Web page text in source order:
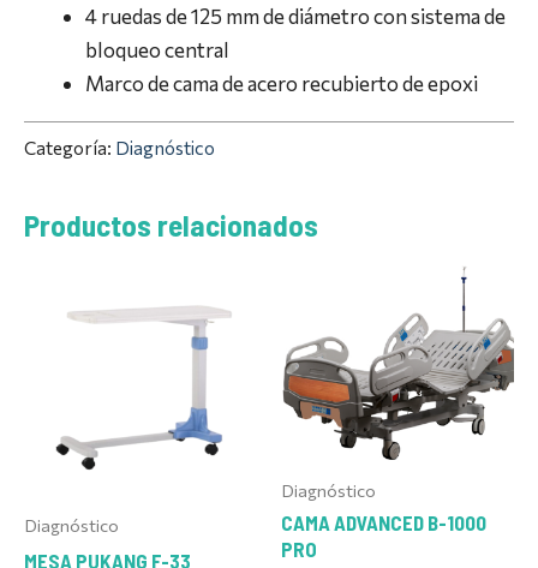
4 ruedas de 125 mm de diámetro con sistema de
bloqueo central
Marco de cama de acero recubierto de epoxi
Categoría: Diagnóstico
Productos relacionados
Diagnóstico
MESA PUKANG F-33
Diagnóstico
CAMA ADVANCED B-1000
PRO